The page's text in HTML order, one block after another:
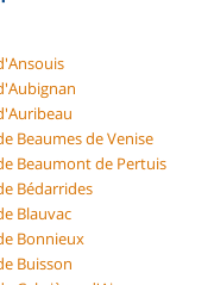
Beaumes de Venise
Beaumont de Pertuis
Bédarrides
Blauvac
Bonnieux
Buisson